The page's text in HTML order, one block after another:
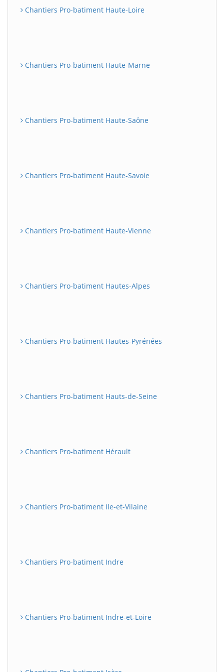
Chantiers Pro-batiment Haute-Loire
Chantiers Pro-batiment Haute-Marne
Chantiers Pro-batiment Haute-Saône
Chantiers Pro-batiment Haute-Savoie
Chantiers Pro-batiment Haute-Vienne
Chantiers Pro-batiment Hautes-Alpes
Chantiers Pro-batiment Hautes-Pyrénées
Chantiers Pro-batiment Hauts-de-Seine
Chantiers Pro-batiment Hérault
Chantiers Pro-batiment Ile-et-Vilaine
Chantiers Pro-batiment Indre
Chantiers Pro-batiment Indre-et-Loire